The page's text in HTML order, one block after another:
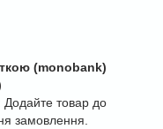
(monobank)
товар до
замовлення.